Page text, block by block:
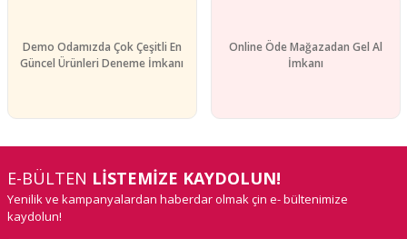
Demo Odamızda Çok Çeşitli En
Güncel Ürünleri Deneme İmkanı
Online Öde Mağazadan Gel Al
İmkanı
E-BÜLTEN LİSTEMİZE KAYDOLUN!
Yenilik ve kampanyalardan haberdar olmak çin e- bültenimize
kaydolun!